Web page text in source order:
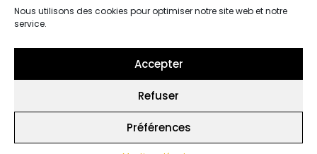
Nous utilisons des cookies pour optimiser notre site web et notre
service.
Accepter
Refuser
Préférences
email
confidentialité.